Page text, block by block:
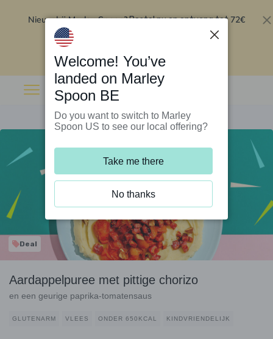
Nieuw bij Marley Spoon?Bestel nu en ontvang tot 72€
Deal
Aardappelpuree met pittige chorizo
en een geurige paprika-tomatensaus
GLUTENARM VLEES ONDER 650KCAL KINDVRIENDELIJK
Welcome! You’ve
landed on Marley
Spoon BE
Do you want to switch to Marley
Spoon US to see our local offering?
Take me there
No thanks